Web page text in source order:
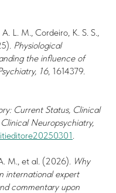
L. M., Cordeiro, K. S. S.,
Physiological
the influence of
16, 1614379.
Current Status, Clinical
Clinical Neuropsychiatry,
M., et al. (2026). Why
international expert
commentary upon